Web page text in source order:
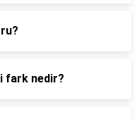
fark nedir?